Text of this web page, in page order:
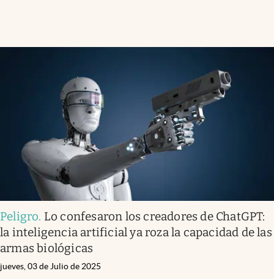
Peligro. Lo confesaron los creadores de ChatGPT:
la inteligencia artificial ya roza la capacidad de las
armas biológicas
jueves, 03 de Julio de 2025